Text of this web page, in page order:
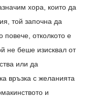
хора, които да
той започна да
повече, отколкото е
не беше изисквал от
или да
връзка с желанията
и